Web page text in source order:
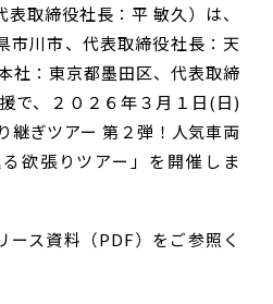
取締役社長：平 敏久）は、
市川市、代表取締役社長：天
社：東京都墨田区、代表取締
で、２０２６年３月１日(日)
継ぎツアー 第２弾！人気車両
欲張りツアー」を開催しま
ス資料（PDF）をご参照く